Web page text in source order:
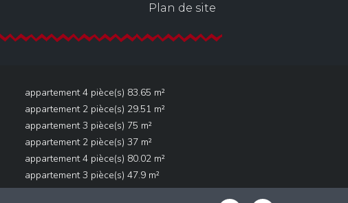
Plan de site
appartement 4 pièce(s) 83.65 m²
appartement 2 pièce(s) 29.51 m²
appartement 3 pièce(s) 75 m²
appartement 2 pièce(s) 37 m²
appartement 4 pièce(s) 80.02 m²
appartement 3 pièce(s) 47.9 m²